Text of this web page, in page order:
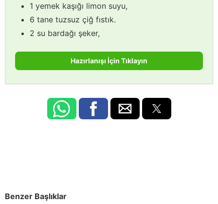
1 yemek kaşığı limon suyu,
6 tane tuzsuz çiğ fıstık.
2 su bardağı şeker,
Hazırlanışı İçin Tıklayın
Benzer Başlıklar